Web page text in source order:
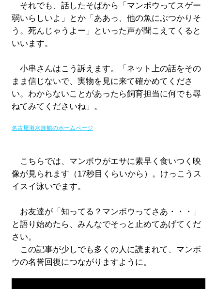
それでも、話したそばから「マンボウってスゲー
弱いらしいよ」とか「ああっ、他の魚にぶつかりそ
う。死んじゃうよー」といった声が聞こえてくると
いいます。
小串さんはこう訴えます。「ネット上の話をその
まま信じないで、実物を見に来て確かめてくださ
い。わからないことがあったら飼育担当に何でも尋
ねてみてくださいね」。
名古屋港水族館のホームページ
こちらでは、マンボウがエサに素早く食いつく映
像が見られます（17秒目くらいから）。けっこうス
イスイ泳いでます。
お友達が「知ってる？マンボウってさあ・・・」
と語り始めたら、みんなでそっと止めてあげてくだ
さい。
この記事が少しでも多くの人に読まれて、マンボ
ウの名誉回復につながりますように。